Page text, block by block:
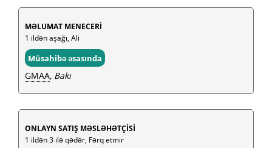
MƏLUMAT MENECERİ
1 ildən aşağı, Ali
Müsahibə əsasında
GMAA, Bakı
ONLAYN SATIŞ MƏSLƏHƏTÇİSİ
1 ildən 3 ilə qədər, Fərq etmir